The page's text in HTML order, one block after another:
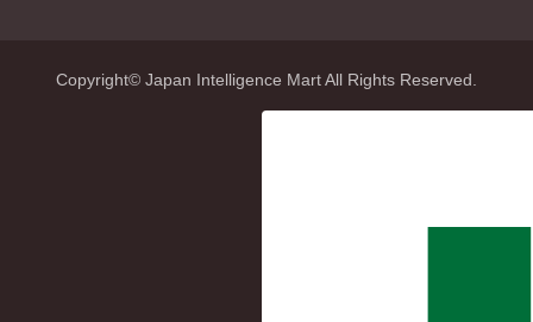
Copyright© Japan Intelligence Mart All Rights Reserved.